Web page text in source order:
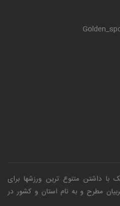
با داشتن متنوع ترین ورزشها برای
مطرح و به نام استان و کشور در